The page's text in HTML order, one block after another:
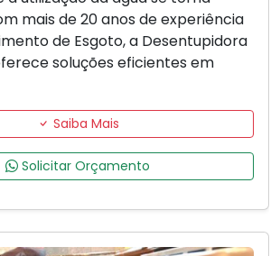
mais de 20 anos de experiência
de Esgoto, a Desentupidora
soluções eficientes em
Saiba Mais
Solicitar Orçamento